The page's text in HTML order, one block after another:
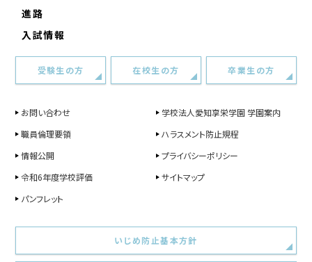
進路
入試情報
受験生の方 在校生の方 卒業生の方
お問い合わせ
学校法人愛知享栄学園 学園案内
職員倫理要領
ハラスメント防止規程
情報公開
プライバシーポリシー
令和6年度学校評価
サイトマップ
パンフレット
いじめ防止基本方針